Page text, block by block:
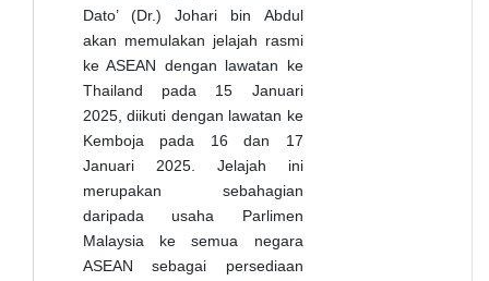
Dato’ (Dr.) Johari bin Abdul
akan memulakan jelajah rasmi
ke ASEAN dengan lawatan ke
Thailand pada 15 Januari
2025, diikuti dengan lawatan ke
Kemboja pada 16 dan 17
Januari 2025. Jelajah ini
merupakan sebahagian
daripada usaha Parlimen
Malaysia ke semua negara
ASEAN sebagai persediaan